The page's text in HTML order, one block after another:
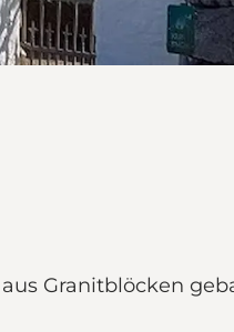
Granitblöcken